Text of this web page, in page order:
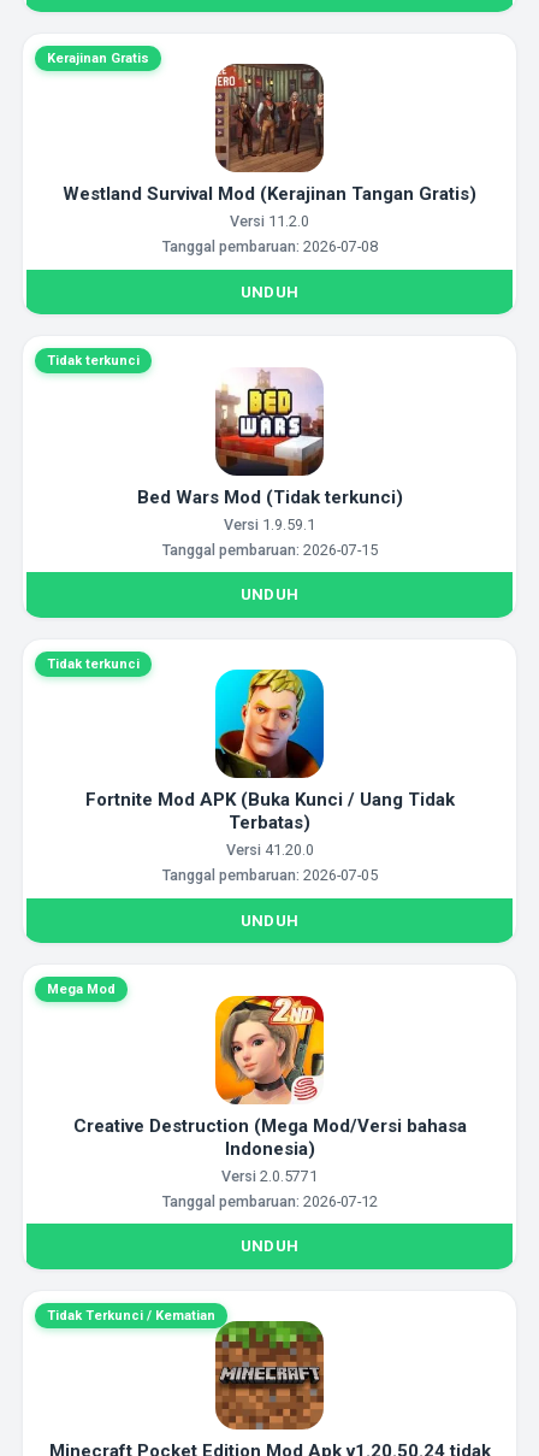
Kerajinan Gratis
Westland Survival Mod (Kerajinan Tangan Gratis)
Versi 11.2.0
Tanggal pembaruan: 2026-07-08
UNDUH
Tidak terkunci
Bed Wars Mod (Tidak terkunci)
Versi 1.9.59.1
Tanggal pembaruan: 2026-07-15
UNDUH
Tidak terkunci
Fortnite Mod APK (Buka Kunci / Uang Tidak
Terbatas)
Versi 41.20.0
Tanggal pembaruan: 2026-07-05
UNDUH
Mega Mod
Creative Destruction (Mega Mod/Versi bahasa
Indonesia)
Versi 2.0.5771
Tanggal pembaruan: 2026-07-12
UNDUH
Tidak Terkunci / Kematian
Minecraft Pocket Edition Mod Apk v1.20.50.24 tidak